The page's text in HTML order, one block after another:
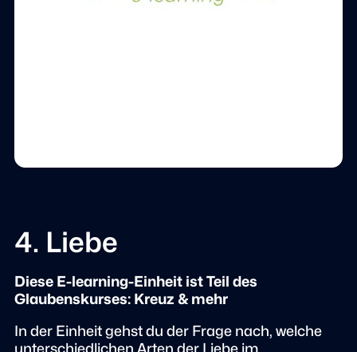
4. Liebe
Diese E-learning-Einheit ist Teil des
Glaubenskurses: Kreuz & mehr
In der Einheit gehst du der Frage nach, welche
unterschiedlichen Arten der Liebe im